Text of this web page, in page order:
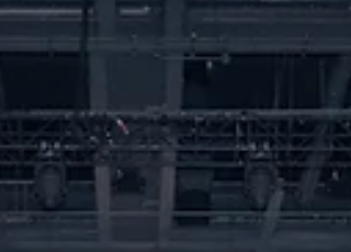
隊 中國女排擊敗捷克隊 【2025 年 6 月18日，香
港】由中國香港排球總會主辦、中國人壽保險（海
外）股份有限公司（「中國人壽（海外）」）冠名
2025」，今日（6月18日）在啟德體藝館...